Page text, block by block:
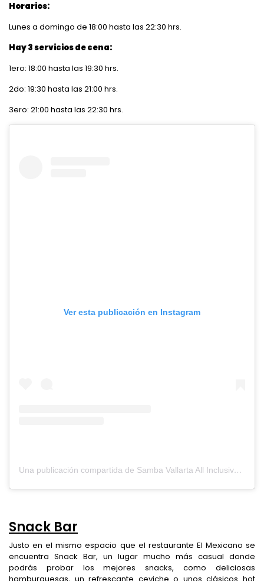
Horarios:
Lunes a domingo de 18:00 hasta las 22:30 hrs.
Hay 3 servicios de cena:
1ero: 18:00 hasta las 19:30 hrs.
2do: 19:30 hasta las 21:00 hrs.
3ero: 21:00 hasta las 22:30 hrs.
Ver esta publicación en Instagram
Una publicación compartida de Samba Vallarta All Inclusive (@sambavallarta)
Snack Bar
Justo en el mismo espacio que el restaurante El Mexicano se
encuentra Snack Bar, un lugar mucho más casual donde
podrás probar los mejores snacks, como deliciosas